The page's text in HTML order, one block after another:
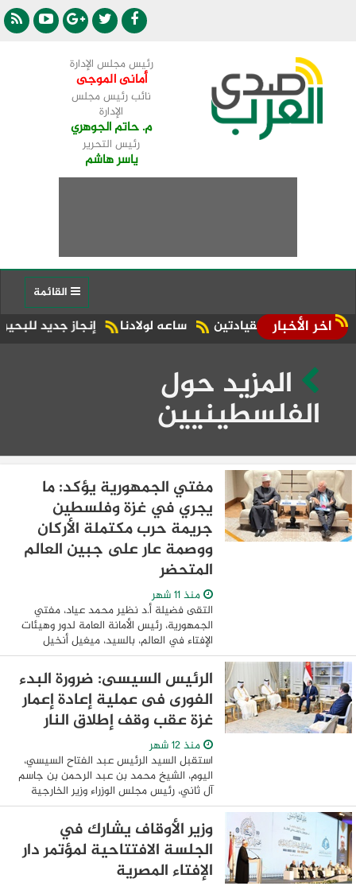
رئيس مجلس الإدارة
أمانى الموجى
نائب رئيس مجلس
الإدارة
م. حاتم الجوهري
رئيس التحرير
ياسر هاشم
اخر الأخبار إنجاز جديد للبحيرة.. شبراخيت وبدر ضمن أفضل 10 وحدات محلية على ساعه لولادنا القيادتين
المزيد حول
الفلسطينيين
مفتي الجمهورية يؤكد: ما
يجري في غزة وفلسطين
جريمة حرب مكتملة الأركان
ووصمة عار على جبين العالم
المتحضر
منذ 11 شهر
التقى فضيلة أ.د نظير محمد عياد، مفتي
الجمهورية، رئيس الأمانة العامة لدور وهيئات
الإفتاء في العالم، بالسيد، ميغيل أنخيل
موراتينوس، الممثل السامي للأمم المتحدة
لتحالف الحضارات، وذلك على هامش مشاركة
...
الرئيس السيسى: ضرورة البدء
الفورى فى عملية إعادة إعمار
غزة عقب وقف إطلاق النار
منذ 12 شهر
استقبل السيد الرئيس عبد الفتاح السيسي،
اليوم، الشيخ محمد بن عبد الرحمن بن جاسم
آل ثاني، رئيس مجلس الوزراء وزير الخارجية
بدولة قطر، وذلك بحضور السيد اللواء حسن
رشاد، رئيس المخابرات العامة، وخلفان بن ...
وزير الأوقاف يشارك في
الجلسة الافتتاحية لمؤتمر دار
الإفتاء المصرية